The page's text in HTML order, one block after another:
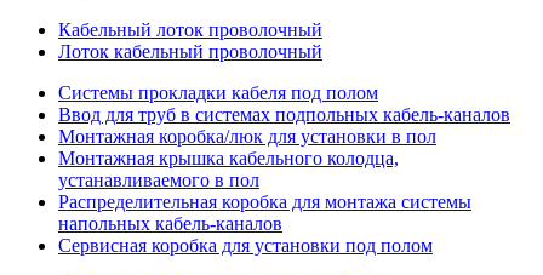
Кабельный лоток проволочный
Лоток кабельный проволочный
Системы прокладки кабеля под полом
Ввод для труб в системах подпольных кабель-каналов
Монтажная коробка/люк для установки в пол
Монтажная крышка кабельного колодца,
устанавливаемого в пол
Распределительная коробка для монтажа системы
напольных кабель-каналов
Сервисная коробка для установки под полом